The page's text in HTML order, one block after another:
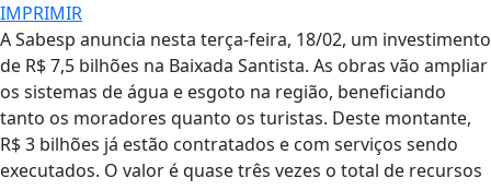
IMPRIMIR
A Sabesp anuncia nesta terça-feira, 18/02, um investimento
de R$ 7,5 bilhões na Baixada Santista. As obras vão ampliar
os sistemas de água e esgoto na região, beneficiando
tanto os moradores quanto os turistas. Deste montante,
R$ 3 bilhões já estão contratados e com serviços sendo
executados. O valor é quase três vezes o total de recursos